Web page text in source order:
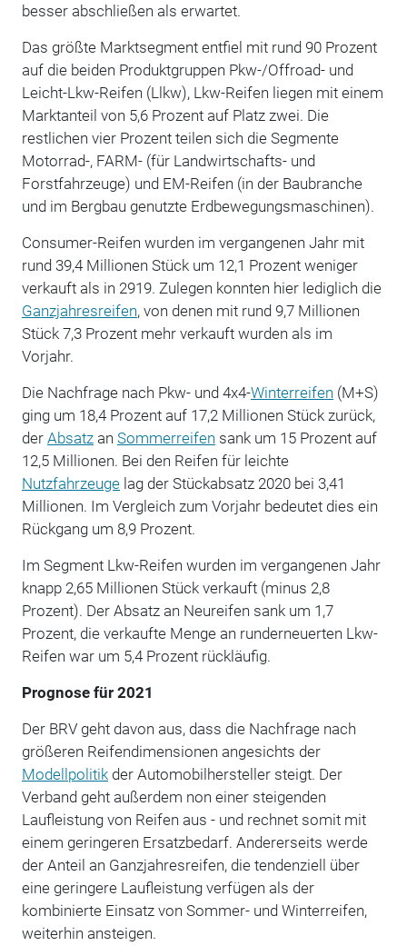
besser abschließen als erwartet.
Das größte Marktsegment entfiel mit rund 90 Prozent
auf die beiden Produktgruppen Pkw-/Offroad- und
Leicht-Lkw-Reifen (Llkw), Lkw-Reifen liegen mit einem
Marktanteil von 5,6 Prozent auf Platz zwei. Die
restlichen vier Prozent teilen sich die Segmente
Motorrad-, FARM- (für Landwirtschafts- und
Forstfahrzeuge) und EM-Reifen (in der Baubranche
und im Bergbau genutzte Erdbewegungsmaschinen).
Consumer-Reifen wurden im vergangenen Jahr mit
rund 39,4 Millionen Stück um 12,1 Prozent weniger
verkauft als in 2919. Zulegen konnten hier lediglich die
Ganzjahresreifen, von denen mit rund 9,7 Millionen
Stück 7,3 Prozent mehr verkauft wurden als im
Vorjahr.
Die Nachfrage nach Pkw- und 4x4-Winterreifen (M+S)
ging um 18,4 Prozent auf 17,2 Millionen Stück zurück,
der Absatzan Sommerreifen sank um 15 Prozent auf
12,5 Millionen. Bei den Reifen für leichte
Nutzfahrzeugelag der Stückabsatz 2020 bei 3,41
Millionen. Im Vergleich zum Vorjahr bedeutet dies ein
Rückgang um 8,9 Prozent.
Im Segment Lkw-Reifen wurden im vergangenen Jahr
knapp 2,65 Millionen Stück verkauft (minus 2,8
Prozent). Der Absatz an Neureifen sank um 1,7
Prozent, die verkaufte Menge an runderneuerten Lkw-
Reifen war um 5,4 Prozent rückläufig.
Prognose für 2021
Der BRV geht davon aus, dass die Nachfrage nach
größeren Reifendimensionen angesichts der
Modellpolitikder Automobilhersteller steigt. Der
Verband geht außerdem non einer steigenden
Laufleistung von Reifen aus - und rechnet somit mit
einem geringeren Ersatzbedarf. Andererseits werde
der Anteil an Ganzjahresreifen, die tendenziell über
eine geringere Laufleistung verfügen als der
kombinierte Einsatz von Sommer- und Winterreifen,
weiterhin ansteigen.